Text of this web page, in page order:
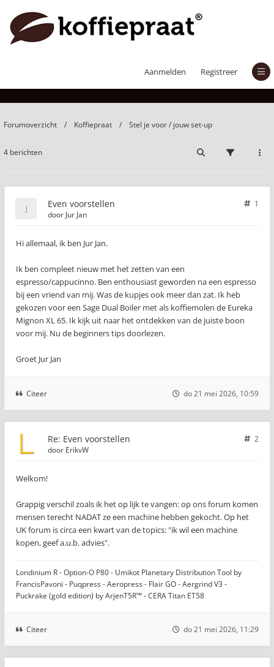
Aanmelden Registreer
Forumoverzicht Koffiepraat Stel je voor / jouw set-up
4 berichten
Even voorstellen
1
door Jur Jan
Hi allemaal, ik ben Jur Jan.
Ik ben compleet nieuw met het zetten van een
espresso/cappucinno. Ben enthousiast geworden na een espresso
bij een vriend van mij. Was de kupjes ook meer dan zat. Ik heb
gekozen voor een Sage Dual Boiler met als koffiemolen de Eureka
Mignon XL 65. Ik kijk uit naar het ontdekken van de juiste boon
voor mij. Nu de beginners tips doorlezen.
Groet Jur Jan
Citeer do 21 mei 2026, 10:59
Re: Even voorstellen
2
door ErikvW
Welkom!
Grappig verschil zoals ik het op lijk te vangen: op ons forum komen
mensen terecht NADAT ze een machine hebben gekocht. Op het
UK forum is circa een kwart van de topics: "ik wil een machine
kopen, geef a.u.b. advies".
Londinium R - Option-O P80 - Umikot Planetary Distribution Tool by
FrancisPavoni - Puqpress - Aeropress - Flair GO - Aergrind V3 -
Puckrake (gold edition) by ArjenT5R™ - CERA Titan ET58
Citeer do 21 mei 2026, 11:29